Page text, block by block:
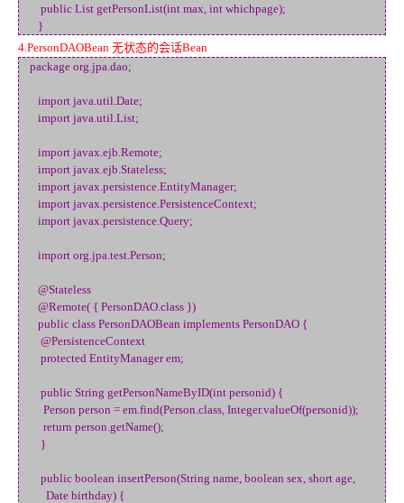
public List getPersonList(int max, int whichpage);
}
4.PersonDAOBean 无状态的会话Bean
package org.jpa.dao;
import java.util.Date;
import java.util.List;
import javax.ejb.Remote;
import javax.ejb.Stateless;
import javax.persistence.EntityManager;
import javax.persistence.PersistenceContext;
import javax.persistence.Query;
import org.jpa.test.Person;
@Stateless
@Remote( { PersonDAO.class })
public class PersonDAOBean implements PersonDAO {
@PersistenceContext
protected EntityManager em;
public String getPersonNameByID(int personid) {
Person person = em.find(Person.class, Integer.valueOf(personid));
return person.getName();
}
public boolean insertPerson(String name, boolean sex, short age,
Date birthday) {